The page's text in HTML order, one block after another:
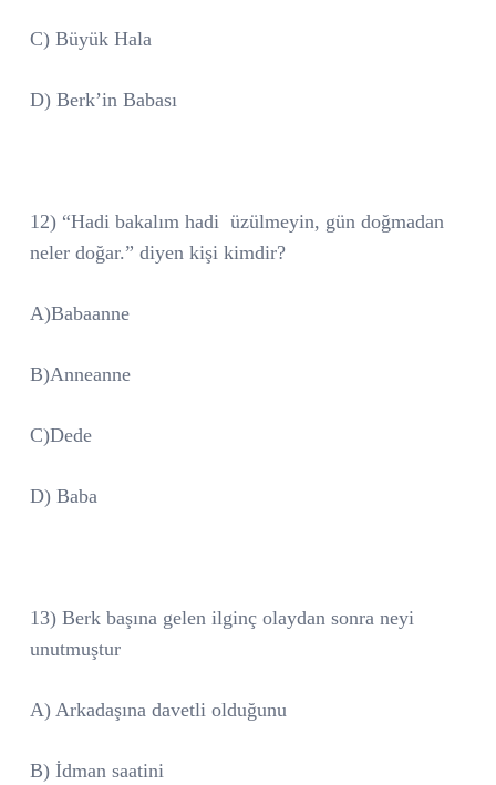
C) Büyük Hala
D) Berk’in Babası
12) “Hadi bakalım hadi üzülmeyin, gün doğmadan
neler doğar.” diyen kişi kimdir?
A)Babaanne
B)Anneanne
C)Dede
D) Baba
13) Berk başına gelen ilginç olaydan sonra neyi
unutmuştur
A) Arkadaşına davetli olduğunu
B) İdman saatini